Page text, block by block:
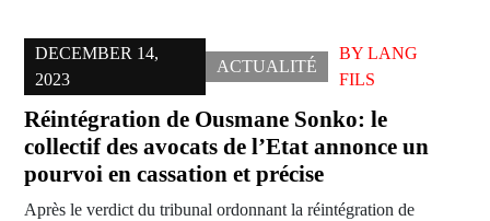
DECEMBER 14,
2023
ACTUALITÉ
BY LANG
FILS
Réintégration de Ousmane Sonko: le
collectif des avocats de l’Etat annonce un
pourvoi en cassation et précise
Après le verdict du tribunal ordonnant la réintégration de